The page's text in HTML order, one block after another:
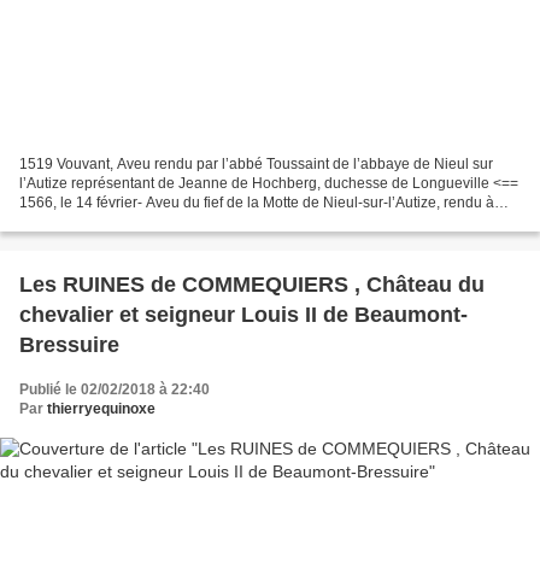
1519 Vouvant, Aveu rendu par l’abbé Toussaint de l’abbaye de Nieul sur
l’Autize représentant de Jeanne de Hochberg, duchesse de Longueville <==
1566, le 14 février- Aveu du fief de la Motte de Nieul-sur-l’Autize, rendu à
Les RUINES de COMMEQUIERS , Château du
chevalier et seigneur Louis II de Beaumont-
Bressuire
Publié le 02/02/2018 à 22:40
Par thierryequinoxe